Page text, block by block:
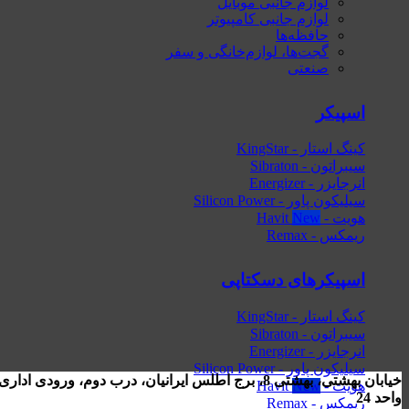
لوازم جانبی کامپیوتر
حافظه‌ها
گجت‌ها، لوازم‌خانگی‌ و سفر
صنعتی
اسپیکر
کینگ استار - KingStar
سیبراتون - Sibraton
انرجایزر - Energizer
سیلیکون پاور - Silicon Power
هویت - Havit
ریمکس - Remax
اسپیکرهای دسکتاپی
کینگ استار - KingStar
سیبراتون - Sibraton
انرجایزر - Energizer
سیلیکون پاور - Silicon Power
هویت - Havit
ریمکس - Remax
خیابان بهشتی، بهشتی 8، برج اطلس ایرانیان، درب دوم، ورودی
واحد 24